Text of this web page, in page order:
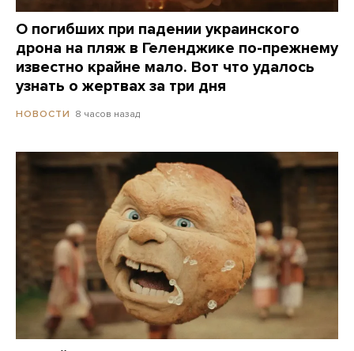
О погибших при падении украинского
дрона на пляж в Геленджике по-прежнему
известно крайне мало. Вот что удалось
узнать о жертвах за три дня
НОВОСТИ 8 часов назад